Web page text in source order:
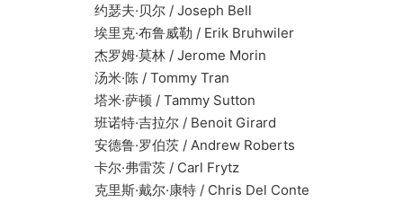
约瑟夫·贝尔 / Joseph Bell
埃里克·布鲁威勒 / Erik Bruhwiler
杰罗姆·莫林 / Jerome Morin
汤米·陈 / Tommy Tran
塔米·萨顿 / Tammy Sutton
班诺特·吉拉尔 / Benoit Girard
安德鲁·罗伯茨 / Andrew Roberts
卡尔·弗雷茨 / Carl Frytz
克里斯·戴尔·康特 / Chris Del Conte